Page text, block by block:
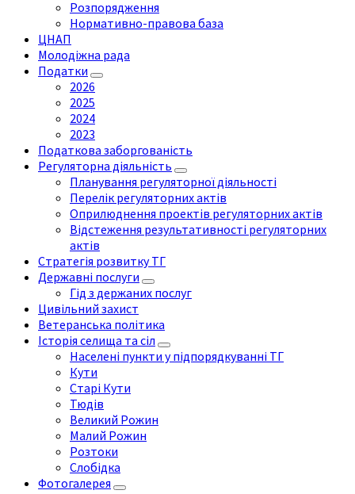
Розпорядження
Нормативно-правова база
ЦНАП
Молодіжна рада
Податки
2026
2025
2024
2023
Податкова заборгованість
Регуляторна діяльність
Планування регуляторної діяльності
Перелік регуляторних актів
Оприлюднення проектів регуляторних актів
Відстеження результативності регуляторних
актів
Стратегія розвитку ТГ
Державні послуги
Гід з держаних послуг
Цивільний захист
Ветеранська політика
Історія селища та сіл
Населені пункти у підпорядкуванні ТГ
Кути
Старі Кути
Тюдів
Великий Рожин
Малий Рожин
Розтоки
Слобідка
Фотогалерея